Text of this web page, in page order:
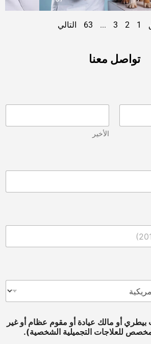
1
2
3
...
63 التالي
تواصل معنا
الأخير
أو مالك عيادة أو مقوم عظام أو غير
للعلاجات التجميلية الشخصية).